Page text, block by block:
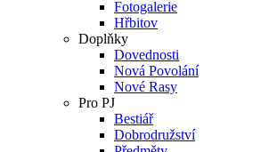
Fotogalerie
Hřbitov
Doplňky
Dovednosti
Nová Povolání
Nové Rasy
Pro PJ
Bestiář
Dobrodružství